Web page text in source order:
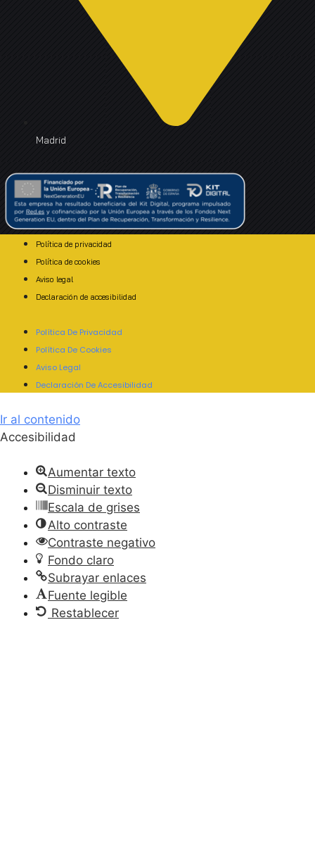
Madrid
Política de privacidad
Política de cookies
Aviso legal
Declaración de accesibilidad
Política De Privacidad
Política De Cookies
Aviso Legal
Declaración De Accesibilidad
Ir al contenido
Accesibilidad
Aumentar texto
Disminuir texto
Escala de grises
Alto contraste
Contraste negativo
Fondo claro
Subrayar enlaces
Fuente legible
Restablecer